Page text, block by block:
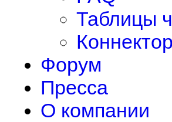
Таблицы
Форум
Пресса
О компании